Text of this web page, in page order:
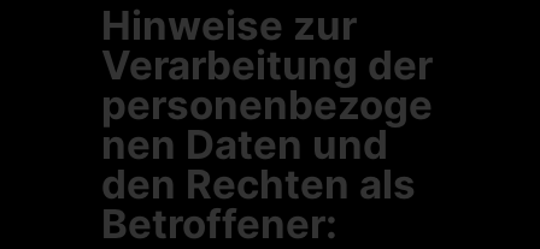
Hinweise zur
Verarbeitung der
personenbezoge
nen Daten und
den Rechten als
Betroffener: